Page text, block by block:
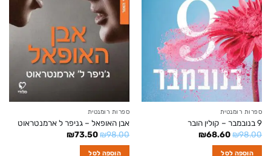
ספרות רומנטית
9 בנובמבר – קולין הובר
₪98.00
המחיר
היה:
₪68.60
המחיר
הוספה לסל
ספרות רומנטית
אבן האופאל – גניפר ל ארמנטראוט
₪98.00
המחיר
היה:
₪73.50
המחיר
הוספה לסל